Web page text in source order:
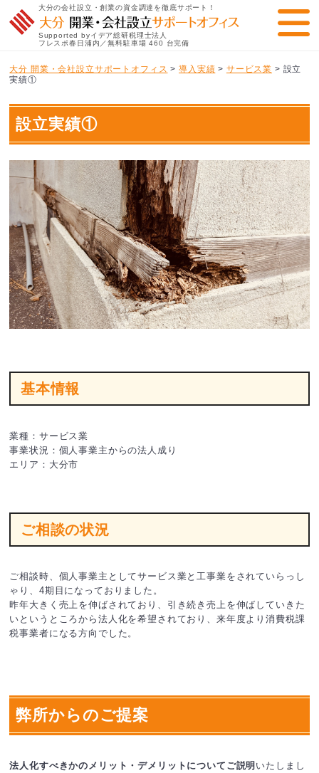
大分の会社設立・創業の資金調達を徹底サポート！
Supported byイデア総研税理士法人
フレスポ春日浦内／無料駐車場 460 台完備
大分 開業・会社設立サポートオフィス > 導入実績 > サービス業 > 設立
実績①
設立実績①
基本情報
業種：サービス業
事業状況：個人事業主からの法人成り
エリア：大分市
ご相談の状況
ご相談時、個人事業主としてサービス業と工事業をされていらっし
ゃり、4期目になっておりました。
昨年大きく売上を伸ばされており、引き続き売上を伸ばしていきた
いというところから法人化を希望されており、来年度より消費税課
税事業者になる方向でした。
弊所からのご提案
法人化すべきかのメリット・デメリットについてご説明 いたしまし